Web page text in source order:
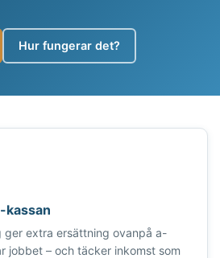
Hur fungerar det?
kassan
ger extra ersättning ovanpå a-
jobbet – och täcker inkomst som